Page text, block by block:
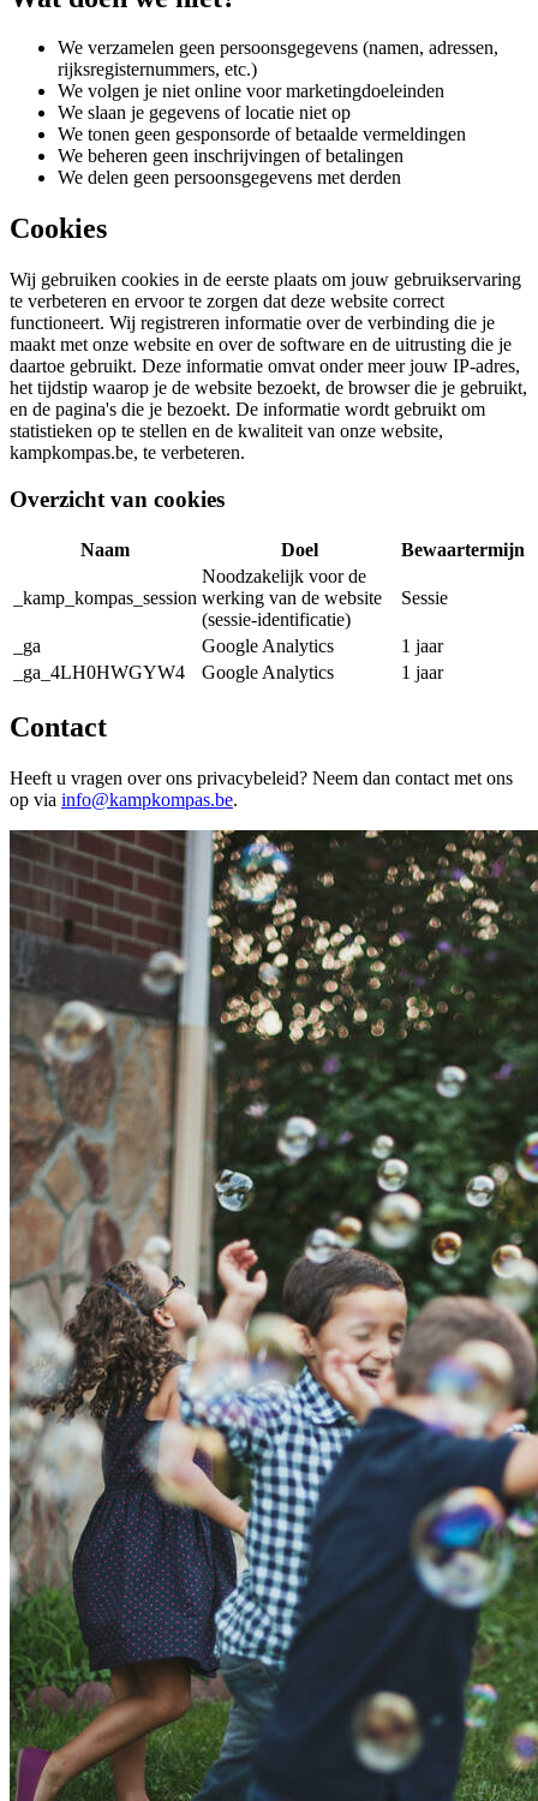
We verzamelen geen persoonsgegevens (namen, adressen,
rijksregisternummers, etc.)
We volgen je niet online voor marketingdoeleinden
We slaan je gegevens of locatie niet op
We tonen geen gesponsorde of betaalde vermeldingen
We beheren geen inschrijvingen of betalingen
We delen geen persoonsgegevens met derden
Cookies
Wij gebruiken cookies in de eerste plaats om jouw gebruikservaring
te verbeteren en ervoor te zorgen dat deze website correct
functioneert. Wij registreren informatie over de verbinding die je
maakt met onze website en over de software en de uitrusting die je
daartoe gebruikt. Deze informatie omvat onder meer jouw IP-adres,
het tijdstip waarop je de website bezoekt, de browser die je gebruikt,
en de pagina's die je bezoekt. De informatie wordt gebruikt om
statistieken op te stellen en de kwaliteit van onze website,
kampkompas.be, te verbeteren.
Overzicht van cookies
Naam Doel Bewaartermijn
_kamp_kompas_session
Noodzakelijk voor de
werking van de website
(sessie-identificatie)
Sessie
_ga Google Analytics
1 jaar
_ga_4LH0HWGYW4
Google Analytics 1 jaar
Contact
Heeft u vragen over ons privacybeleid? Neem dan contact met ons
op via info@kampkompas.be.